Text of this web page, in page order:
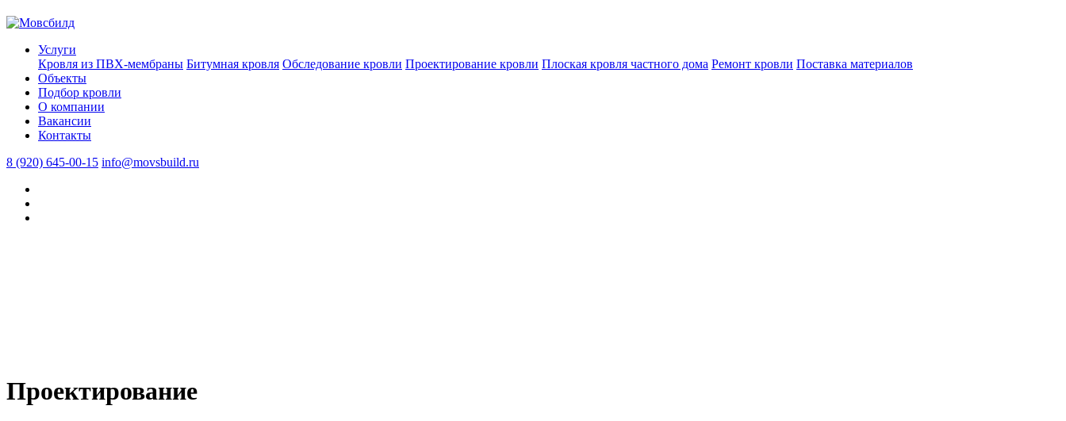
Услуги
Кровля из ПВХ-мембраны Битумная кровля Обследование кровли Проектирование кровли Плоская кровля частного дома Ремонт кровли Поставка материалов
Объекты
Подбор кровли
О компании
Вакансии
Контакты
8 (920) 645-00-15 info@movsbuild.ru
Проектирование